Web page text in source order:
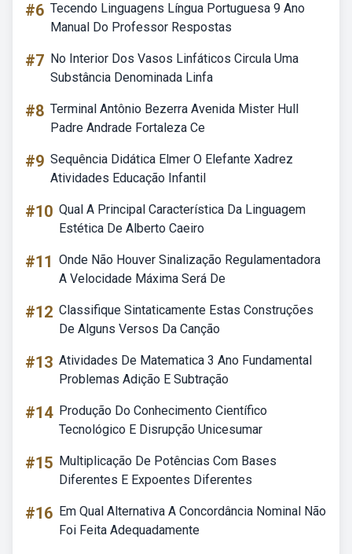
#6 Tecendo Linguagens Língua Portuguesa 9 Ano
Manual Do Professor Respostas
#7 No Interior Dos Vasos Linfáticos Circula Uma
Substância Denominada Linfa
#8 Terminal Antônio Bezerra Avenida Mister Hull
Padre Andrade Fortaleza Ce
#9 Sequência Didática Elmer O Elefante Xadrez
Atividades Educação Infantil
#10 Qual A Principal Característica Da Linguagem
Estética De Alberto Caeiro
#11 Onde Não Houver Sinalização Regulamentadora
A Velocidade Máxima Será De
#12 Classifique Sintaticamente Estas Construções
De Alguns Versos Da Canção
#13 Atividades De Matematica 3 Ano Fundamental
Problemas Adição E Subtração
#14 Produção Do Conhecimento Científico
Tecnológico E Disrupção Unicesumar
#15 Multiplicação De Potências Com Bases
Diferentes E Expoentes Diferentes
#16 Em Qual Alternativa A Concordância Nominal Não
Foi Feita Adequadamente